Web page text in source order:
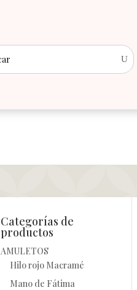
Categorías de
productos
AMULETOS
Hilo rojo Macramé
Mano de Fátima